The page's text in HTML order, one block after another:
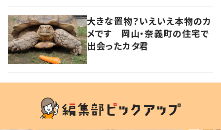
大きな置物？いえいえ本物のカ
メです 岡山・奈義町の住宅で
出会ったカタ君